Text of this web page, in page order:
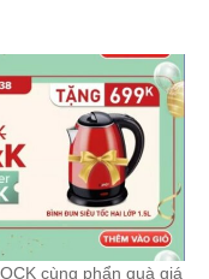
cùng phẩn quà giá